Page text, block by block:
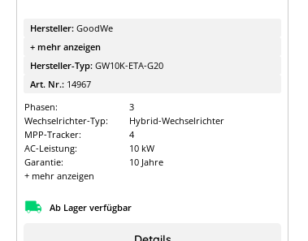
Hersteller: GoodWe
+ mehr anzeigen
Hersteller-Typ: GW10K-ETA-G20
Art. Nr.: 14967
Phasen:
3
Wechselrichter-Typ:
Hybrid-Wechselrichter
MPP-Tracker:
4
AC-Leistung:
10 kW
Garantie:
10 Jahre
+ mehr anzeigen
Ab Lager verfügbar